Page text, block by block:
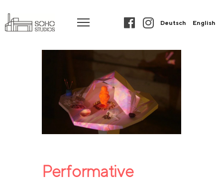
Deutsch English
Performative